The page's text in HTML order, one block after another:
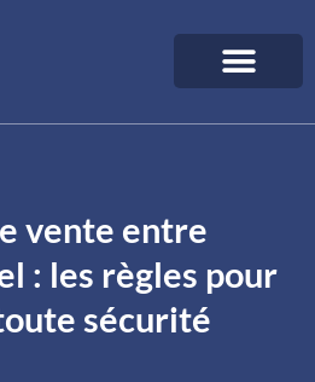
vente entre
: les règles pour
sécurité